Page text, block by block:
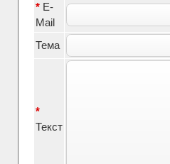
* E-
Mail
Тема
*
Текст